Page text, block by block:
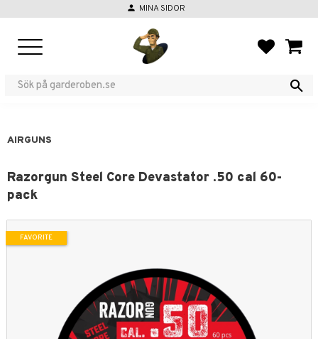
person MINA SIDOR
AIRGUNS
Razorgun Steel Core Devastator .50 cal 60-
pack
FAVORITE